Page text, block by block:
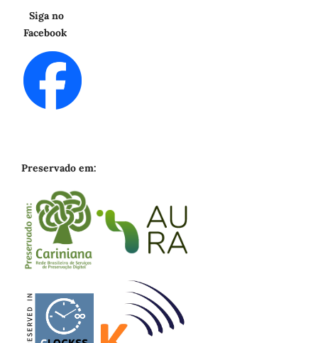
Siga no
Facebook
Preservado em: